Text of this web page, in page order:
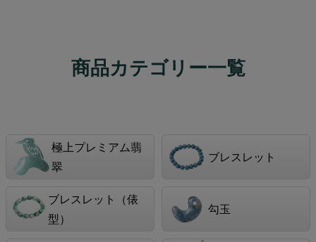
商品カテゴリー一覧
極上プレミアム翡
翠
ブレスレット
ブレスレット（俵
型）
勾玉